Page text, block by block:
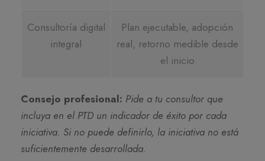
Consultoría digital
integral
Plan ejecutable, adopción
real, retorno medible desde
el inicio
Consejo profesional: Pide a tu consultor que
incluya en el PTD un indicador de éxito por cada
iniciativa. Si no puede definirlo, la iniciativa no está
suficientemente desarrollada.